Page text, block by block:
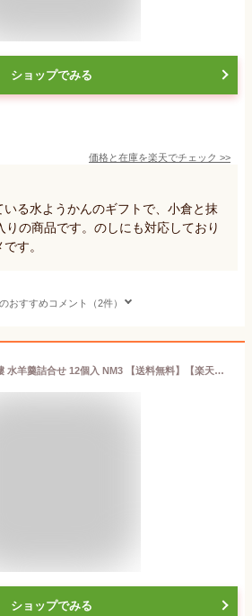
ショップでみる
価格と在庫を楽天でチェック >>
る水ようかんのギフトで、小倉と抹
の商品です。のしにも対応しており
す。
おすすめコメント（2件）
【季節限定】榮太樓 水羊羹詰合せ 12個入 NM3 【送料無料】【楽天ランキング1位】 お中元 夏ギフト おしゃれ ギフト 老舗 高級 和菓子 お取り寄せ 贅沢 スイーツ 常温 手土産 プレゼント 健康 内祝い 御中元 暑中見舞い 残暑 日本橋 2026
ショップでみる